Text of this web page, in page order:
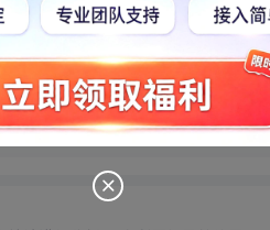
举报